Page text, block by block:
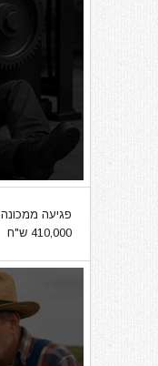
פגיעה
410,000 ש"ח